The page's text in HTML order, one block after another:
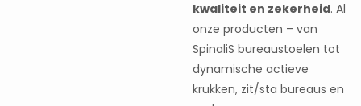
kwaliteit en zekerheid. Al
onze producten – van
SpinaliS bureaustoelen tot
dynamische actieve
krukken, zit/sta bureaus en